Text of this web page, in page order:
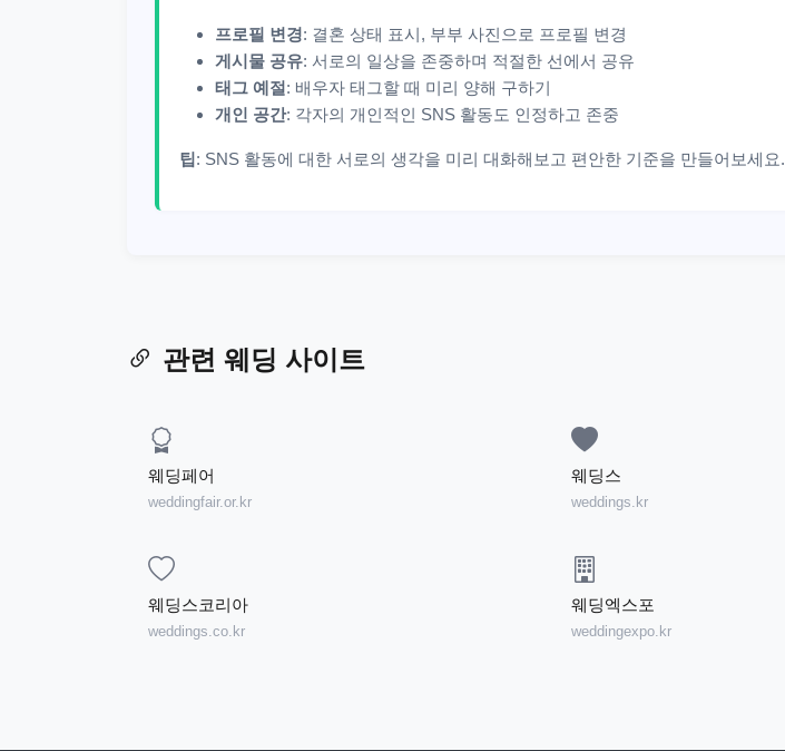
프로필 변경: 결혼 상태 표시, 부부 사진으로 프로필 변경
게시물 공유: 서로의 일상을 존중하며 적절한 선에서 공유
태그 예절 : 배우자 태그할 때 미리 양해 구하기
개인 공간: 각자의 개인적인 SNS 활동도 인정하고 존중
팁 : SNS 활동에 대한 서로의 생각을 미리 대화해보고 편안한 기준을 만들어보세요.
관련 웨딩 사이트
웨딩페어
weddingfair.or.kr
웨딩스코리아
weddings.co.kr
웨딩스
weddings.kr
웨딩엑스포
weddingexpo.kr